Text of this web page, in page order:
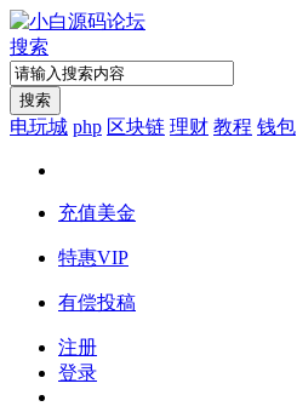
搜索
搜索
电玩城 php 区块链 理财 教程 钱包
充值美金
特惠VIP
有偿投稿
注册
登录